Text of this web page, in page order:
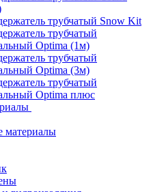
трубчатый Snow Kit
трубчатый
Optima (1м)
трубчатый
Optima (3м)
трубчатый
Optima плюс
материалы